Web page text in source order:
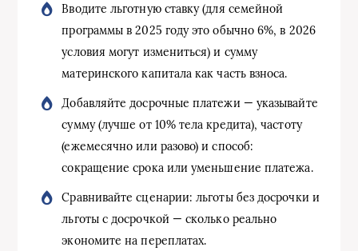
Вводите льготную ставку (для семейной
программы в 2025 году это обычно 6%, в 2026
условия могут измениться) и сумму
материнского капитала как часть взноса.
Добавляйте досрочные платежи — указывайте
сумму (лучше от 10% тела кредита), частоту
(ежемесячно или разово) и способ:
сокращение срока или уменьшение платежа.
Сравнивайте сценарии: льготы без досрочки и
льготы с досрочкой — сколько реально
экономите на переплатах.